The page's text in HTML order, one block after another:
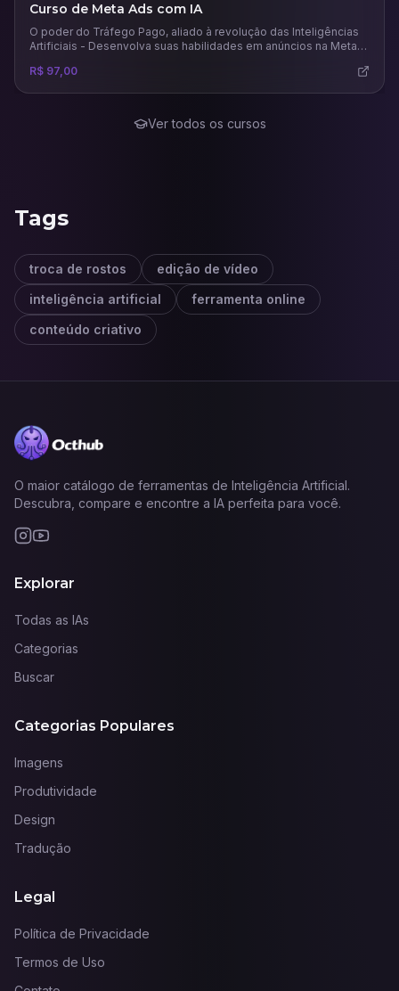
Curso de Meta Ads com IA
O poder do Tráfego Pago, aliado à revolução das Inteligências
Artificiais - Desenvolva suas habilidades em anúncios na Meta
este mercado.
R$ 97,00
Ver todos os cursos
Tags
troca de rostos
edição de vídeo
inteligência artificial
ferramenta online
conteúdo criativo
O maior catálogo de ferramentas de Inteligência Artificial.
Descubra, compare e encontre a IA perfeita para você.
Explorar
Todas as IAs
Categorias
Buscar
Categorias Populares
Imagens
Produtividade
Design
Tradução
Legal
Política de Privacidade
Termos de Uso